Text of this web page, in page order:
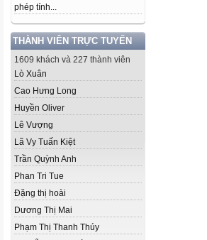
phép tính...
THÀNH VIÊN TRỰC TUYẾN
1609 khách và 227 thành viên
Lò Xuân
Cao Hưng Long
Huyền Oliver
Lê Vượng
Lã Vy Tuấn Kiệt
Trần Quỳnh Anh
Phan Tri Tue
Đặng thị hoài
Dương Thị Mai
Phạm Thị Thanh Thúy